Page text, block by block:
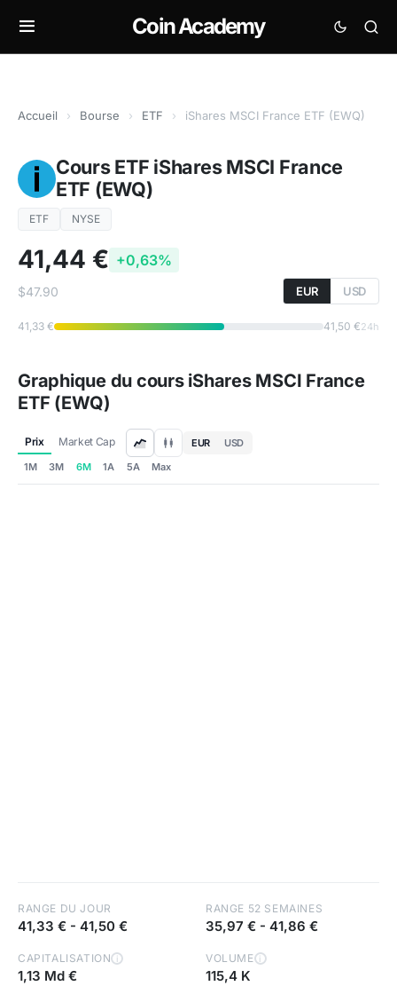
Coin Academy
Accueil › Bourse › ETF › iShares MSCI France ETF (EWQ)
Cours ETF iShares MSCI France
ETF (EWQ)
ETF NYSE
41,44 € +0,63%
$47.90 EUR USD
41,33 € 41,50 €24h
Graphique du cours iShares MSCI France
ETF (EWQ)
Prix Market Cap EUR
USD
1M
3M 6M 1A 5A Max
RANGE DU JOUR
41,33 € - 41,50 €
RANGE 52 SEMAINES
35,97 € - 41,86 €
CAPITALISATION i
1,13 Md €
VOLUME i
115,4 K